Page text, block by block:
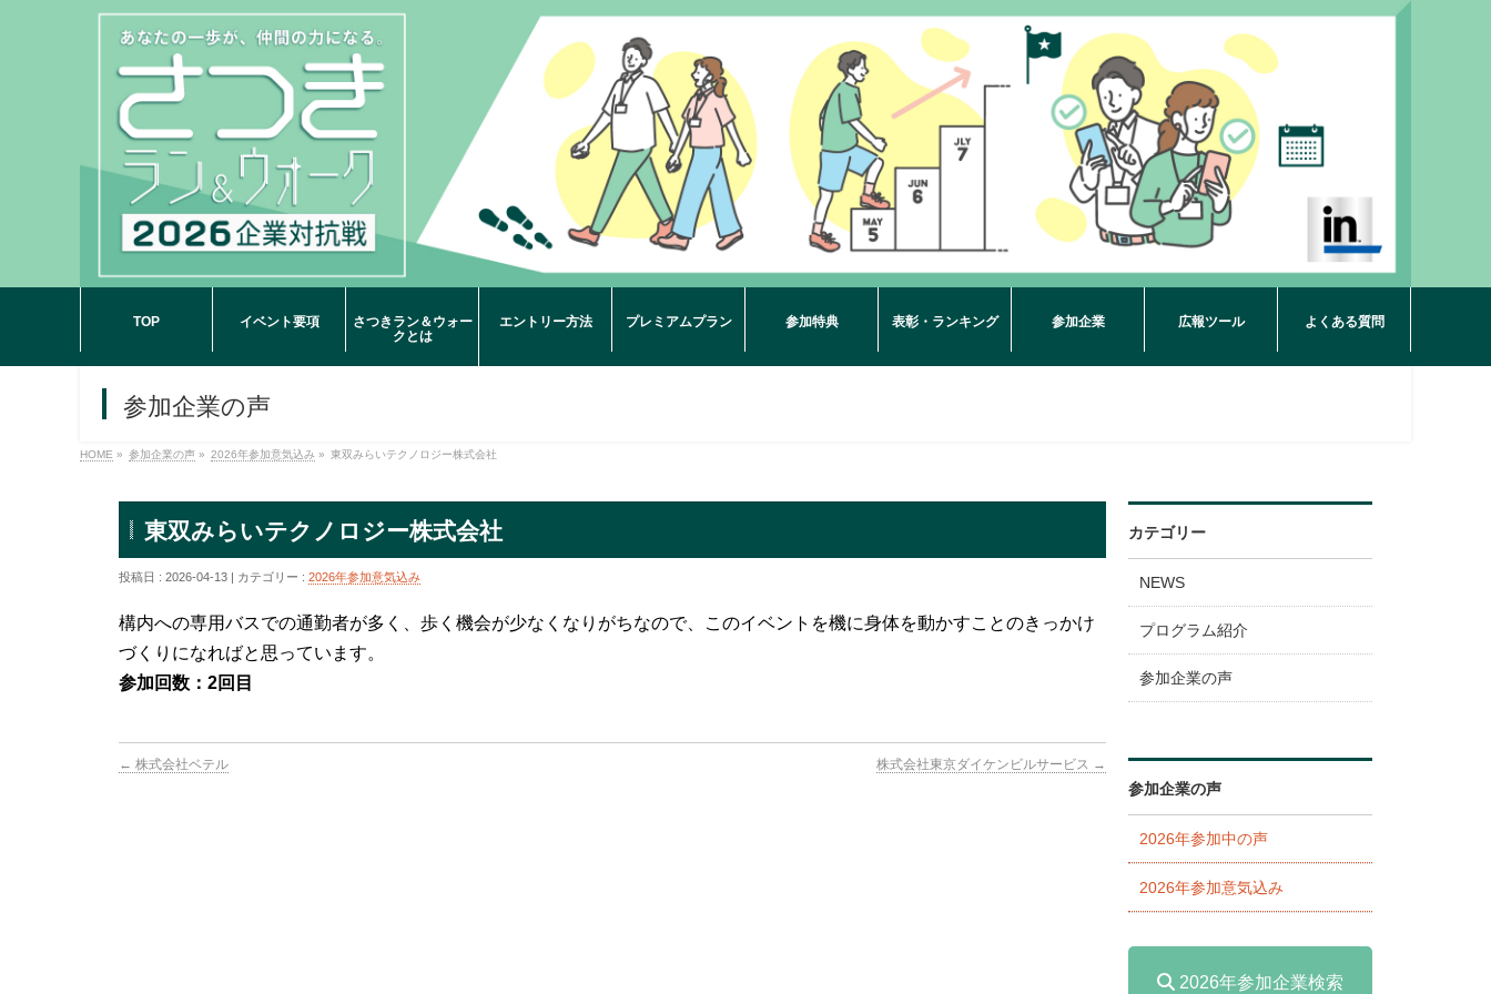
TOP イベント要項
さつきラン＆ウォー
クとは
エントリー方法 プレミアムプラン 参加特典 表彰・ランキング 参加企業 広報ツール よくある質問
参加企業の声
HOME » 参加企業の声 » 2026年参加意気込み » 東双みらいテクノロジー株式会社
東双みらいテクノロジー株式会社
投稿日 : 2026-04-13 | カテゴリー : 2026年参加意気込み
構内への専用バスでの通勤者が多く、歩く機会が少なくなりがちなので、このイベントを機に身体を動かすことのきっかけ
づくりになればと思っています。
参加回数：2回目
← 株式会社ベテル 株式会社東京ダイケンビルサービス →
カテゴリー
NEWS
プログラム紹介
参加企業の声
参加企業の声
2026年参加中の声
2026年参加意気込み
2026年参加企業検索